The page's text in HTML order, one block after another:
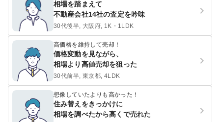
相場を踏まえて
不動産会社14社の査定を吟味
30代後半, 大阪府, 1K・1LDK
高価格を維持して売却！
価格変動を見ながら、
相場より高値売却を狙った
30代前半, 東京都, 4LDK
想像していたよりも高かった！
住み替えをきっかけに
相場を調べたから高くで売れた